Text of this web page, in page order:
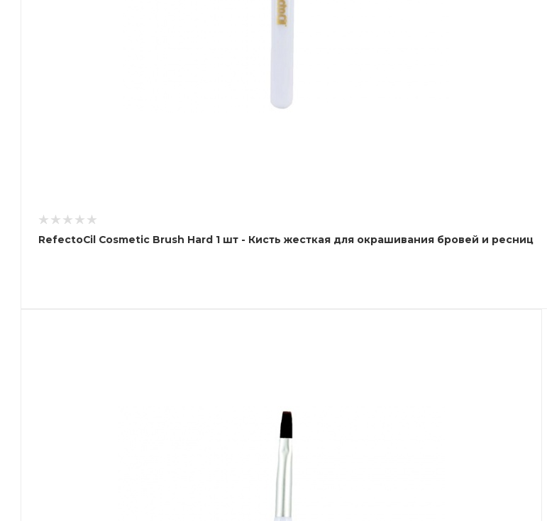
RefectoCil Cosmetic Brush Hard 1 шт - Кисть жесткая для окрашивания бровей и ресниц